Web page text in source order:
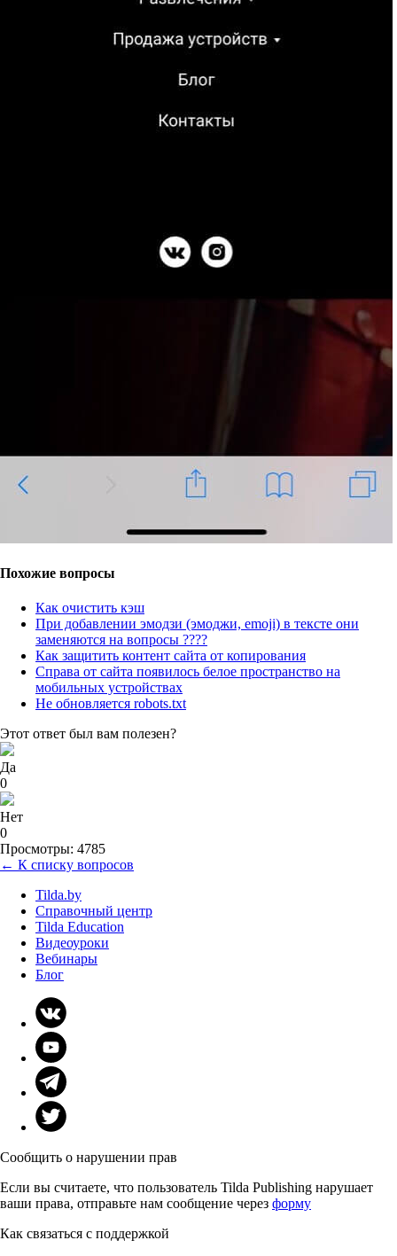
Похожие вопросы
Как очистить кэш
При добавлении эмодзи (эмоджи, emoji) в тексте они
заменяются на вопросы ????
Как защитить контент сайта от копирования
Справа от сайта появилось белое пространство на
мобильных устройствах
Не обновляется robots.txt
Этот ответ был вам полезен?
Да
0
Нет
0
Просмотры: 4785
← К списку вопросов
Tilda.by
Справочный центр
Tilda Education
Видеоуроки
Вебинары
Блог
Сообщить о нарушении прав
Если вы считаете, что пользователь Tilda Publishing нарушает
ваши права, отправьте нам сообщение через форму
Как связаться с поддержкой